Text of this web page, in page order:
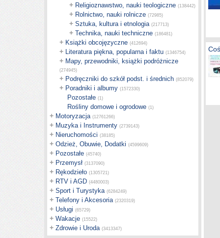
+ Religioznawstwo, nauki teologiczne (138442)
+ Rolnictwo, nauki rolnicze (72985)
+ Sztuka, kultura i etnologia (217713)
+ Technika, nauki techniczne (186481)
+ Książki obcojęzyczne (412694)
+ Literatura piękna, popularna i faktu (1346754)
+ Mapy, przewodniki, książki podróżnicze
(274945)
+ Podręczniki do szkół podst. i średnich (852079)
+ Poradniki i albumy (1572330)
Pozostałe (1)
Rośliny domowe i ogrodowe (1)
+ Motoryzacja (12761266)
+ Muzyka i Instrumenty (2739143)
+ Nieruchomości (38185)
+ Odzież, Obuwie, Dodatki (4599609)
+ Pozostałe (45740)
+ Przemysł (3137090)
+ Rękodzieło (1305721)
+ RTV i AGD (4480003)
+ Sport i Turystyka (6284249)
+ Telefony i Akcesoria (2320319)
+ Usługi (65729)
+ Wakacje (15522)
+ Zdrowie i Uroda (3413347)